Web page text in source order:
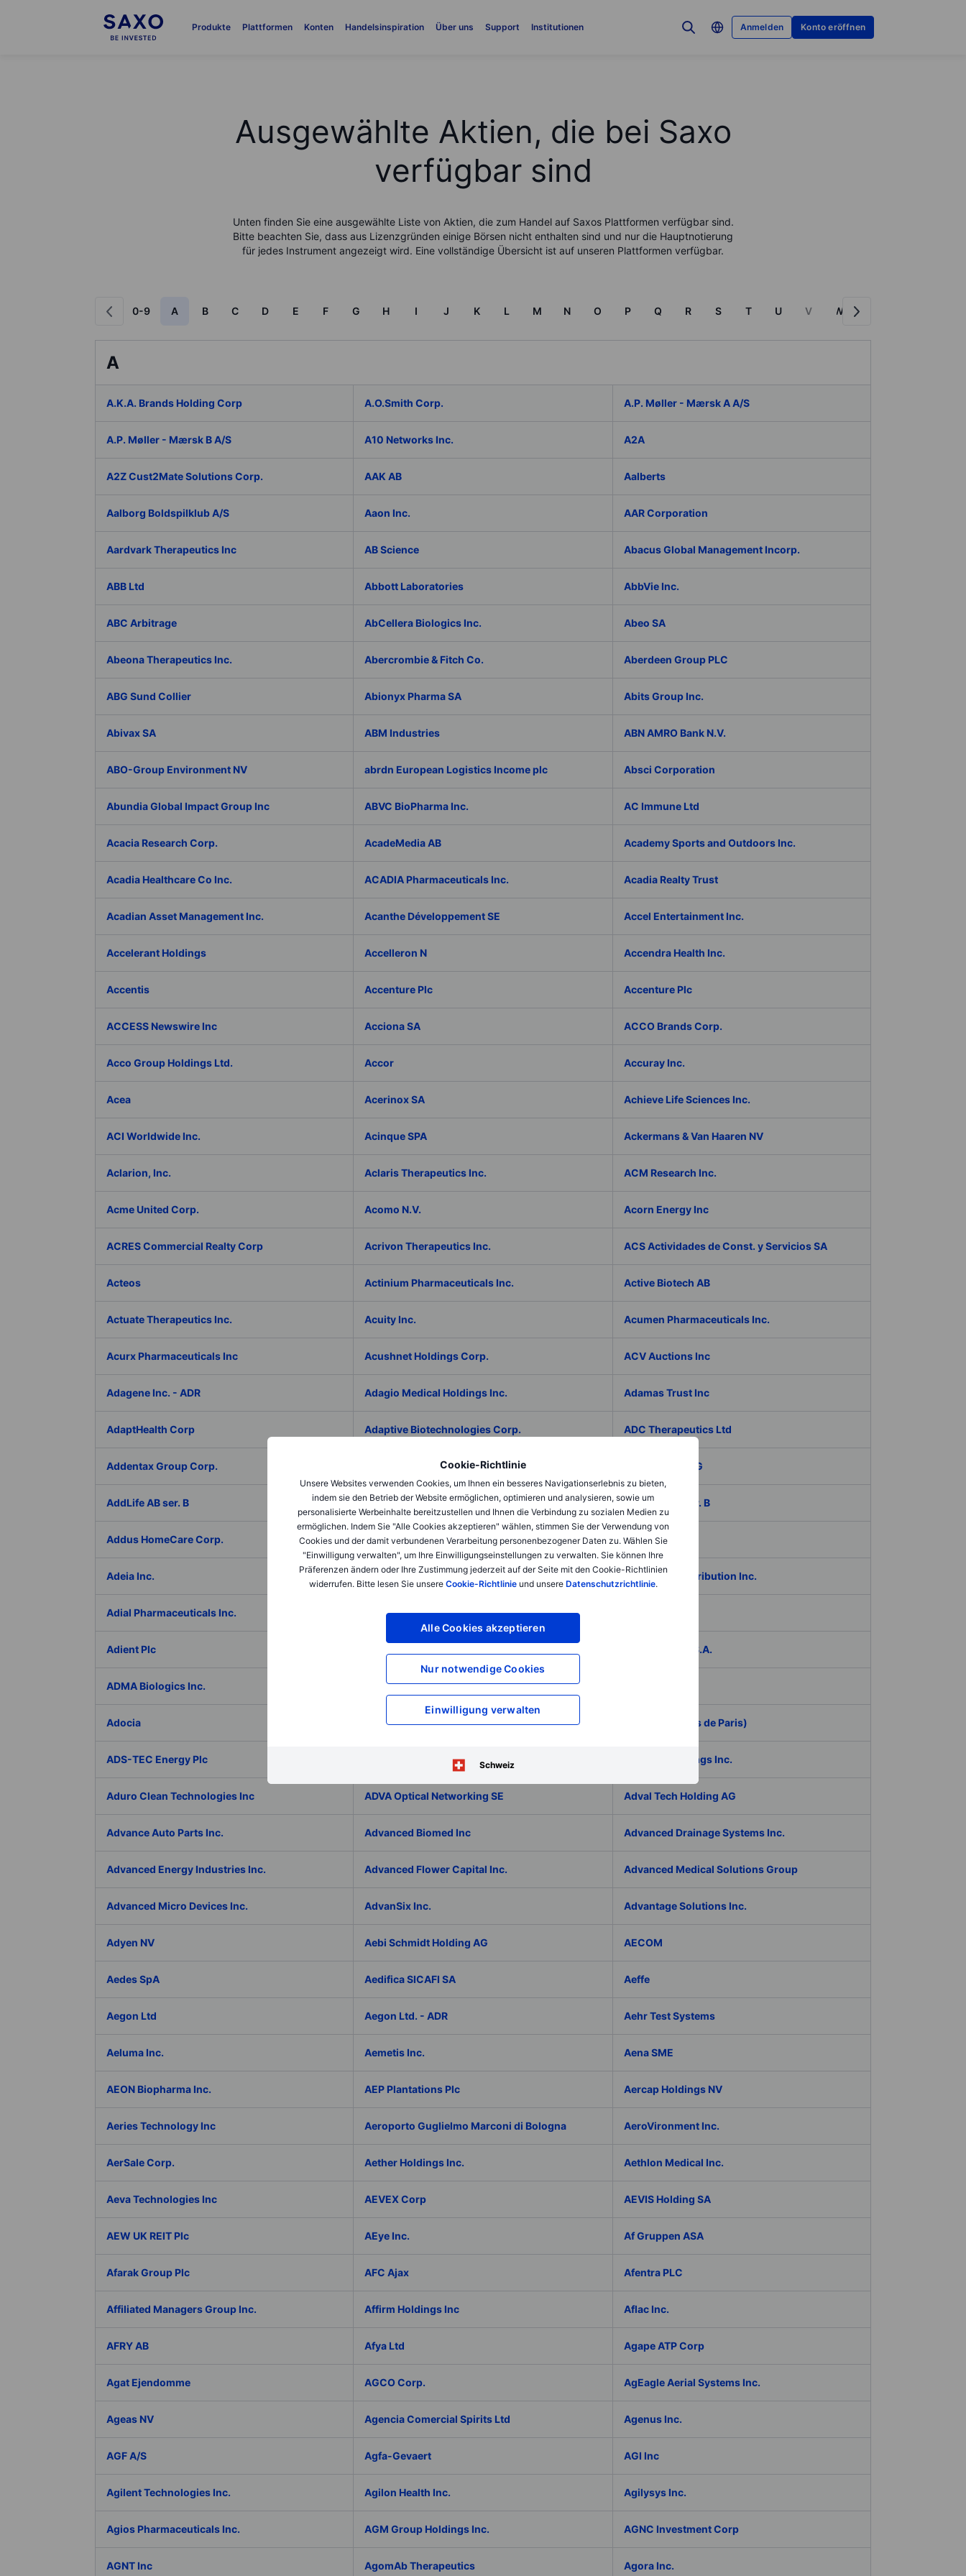
Produkte Plattformen Konten Handelsinspiration Über uns Support Institutionen Anmelden Konto eröffnen
Cookie-Richtlinie
Unsere Websites verwenden Cookies, um Ihnen ein besseres Navigationserlebnis zu bieten,
indem sie den Betrieb der Website ermöglichen, optimieren und analysieren, sowie um
personalisierte Werbeinhalte bereitzustellen und Ihnen die Verbindung zu sozialen Medien zu
ermöglichen. Indem Sie "Alle Cookies akzeptieren" wählen, stimmen Sie der Verwendung von
Cookies und der damit verbundenen Verarbeitung personenbezogener Daten zu. Wählen Sie
"Einwilligung verwalten", um Ihre Einwilligungseinstellungen zu verwalten. Sie können Ihre
Präferenzen ändern oder Ihre Zustimmung jederzeit auf der Seite mit den Cookie-Richtlinien
widerrufen. Bitte lesen Sie unsere Cookie-Richtlinieund unsere Datenschutzrichtlinie.
Alle Cookies akzeptieren
Nur notwendige Cookies
Einwilligung verwalten
Schweiz
Ausgewählte Aktien, die bei Saxo
verfügbar sind
Unten finden Sie eine ausgewählte Liste von Aktien, die zum Handel auf Saxos Plattformen verfügbar sind.
Bitte beachten Sie, dass aus Lizenzgründen einige Börsen nicht enthalten sind und nur die Hauptnotierung
für jedes Instrument angezeigt wird. Eine vollständige Übersicht ist auf unseren Plattformen verfügbar.
0-9 A B C D E F G H I J K L M N O P Q R S T U V W
A
A.K.A. Brands Holding Corp A.O.Smith Corp. A.P. Møller - Mærsk A A/S
A.P. Møller - Mærsk B A/S A10 Networks Inc. A2A
A2Z Cust2Mate Solutions Corp. AAK AB Aalberts
Aalborg Boldspilklub A/S Aaon Inc. AAR Corporation
Aardvark Therapeutics Inc AB Science Abacus Global Management Incorp.
ABB Ltd Abbott Laboratories AbbVie Inc.
ABC Arbitrage AbCellera Biologics Inc. Abeo SA
Abeona Therapeutics Inc. Abercrombie & Fitch Co. Aberdeen Group PLC
ABG Sund Collier Abionyx Pharma SA Abits Group Inc.
Abivax SA ABM Industries ABN AMRO Bank N.V.
ABO-Group Environment NV abrdn European Logistics Income plc Absci Corporation
Abundia Global Impact Group Inc ABVC BioPharma Inc. AC Immune Ltd
Acacia Research Corp. AcadeMedia AB Academy Sports and Outdoors Inc.
Acadia Healthcare Co Inc. ACADIA Pharmaceuticals Inc. Acadia Realty Trust
Acadian Asset Management Inc. Acanthe Développement SE Accel Entertainment Inc.
Accelerant Holdings Accelleron N Accendra Health Inc.
Accentis Accenture Plc Accenture Plc
ACCESS Newswire Inc Acciona SA ACCO Brands Corp.
Acco Group Holdings Ltd. Accor Accuray Inc.
Acea Acerinox SA Achieve Life Sciences Inc.
ACI Worldwide Inc. Acinque SPA Ackermans & Van Haaren NV
Aclarion, Inc. Aclaris Therapeutics Inc. ACM Research Inc.
Acme United Corp. Acomo N.V. Acorn Energy Inc
ACRES Commercial Realty Corp Acrivon Therapeutics Inc. ACS Actividades de Const. y Servicios SA
Acteos Actinium Pharmaceuticals Inc. Active Biotech AB
Actuate Therapeutics Inc. Acuity Inc. Acumen Pharmaceuticals Inc.
Acurx Pharmaceuticals Inc Acushnet Holdings Corp. ACV Auctions Inc
Adagene Inc. - ADR Adagio Medical Holdings Inc. Adamas Trust Inc
AdaptHealth Corp Adaptive Biotechnologies Corp. ADC Therapeutics Ltd
Addentax Group Corp. Addex Pharmaceuticals SA Addiko Bank AG
AddLife AB ser. B AddNode Group AB ser. B Addtech AB ser. B
Addus HomeCare Corp. Adecco Group Inc. Adecoagro SA
Adeia Inc. adesso K AG ADI Global Distribution Inc.
Adial Pharmaceuticals Inc. Adicet Bio Inc.
Adient Plc ADLER Group S.A.
ADMA Biologics Inc. Admiral Group Plc
Adocia Adolfo Dominguez SA ADP (Aeroports de Paris)
ADS-TEC Energy Plc ADTRAN Holdings Inc.
Aduro Clean Technologies Inc ADVA Optical Networking SE Adval Tech Holding AG
Advance Auto Parts Inc. Advanced Biomed Inc Advanced Drainage Systems Inc.
Advanced Energy Industries Inc. Advanced Flower Capital Inc. Advanced Medical Solutions Group
Advanced Micro Devices Inc. AdvanSix Inc. Advantage Solutions Inc.
Adyen NV Aebi Schmidt Holding AG AECOM
Aedes SpA Aedifica SICAFI SA Aeffe
Aegon Ltd Aegon Ltd. - ADR Aehr Test Systems
Aeluma Inc. Aemetis Inc. Aena SME
AEON Biopharma Inc. AEP Plantations Plc Aercap Holdings NV
Aeries Technology Inc Aeroporto Guglielmo Marconi di Bologna AeroVironment Inc.
AerSale Corp. Aether Holdings Inc. Aethlon Medical Inc.
Aeva Technologies Inc AEVEX Corp AEVIS Holding SA
AEW UK REIT Plc AEye Inc. Af Gruppen ASA
Afarak Group Plc AFC Ajax Afentra PLC
Affiliated Managers Group Inc. Affirm Holdings Inc Aflac Inc.
AFRY AB Afya Ltd Agape ATP Corp
Agat Ejendomme AGCO Corp. AgEagle Aerial Systems Inc.
Ageas NV Agencia Comercial Spirits Ltd Agenus Inc.
AGF A/S Agfa-Gevaert AGI Inc
Agilent Technologies Inc. Agilon Health Inc. Agilysys Inc.
Agios Pharmaceuticals Inc. AGM Group Holdings Inc. AGNC Investment Corp
AGNT Inc AgomAb Therapeutics Agora Inc.